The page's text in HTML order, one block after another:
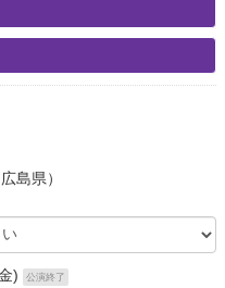
広島県）
) 公演終了